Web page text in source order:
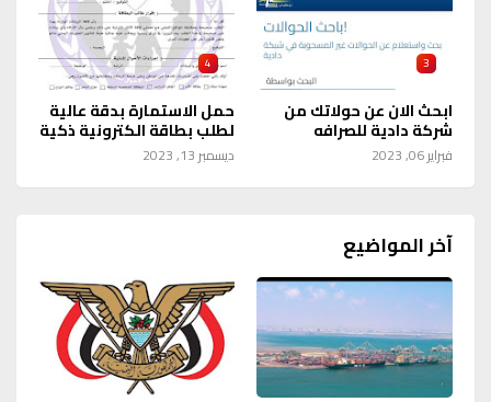
3
ابحث الان عن حولاتك من
شركة دادية للصرافه
فبراير 06, 2023
4
حمل الاستمارة بدقة عالية
لطلب بطاقة الكترونية ذكية
ديسمبر 13, 2023
آخر المواضيع